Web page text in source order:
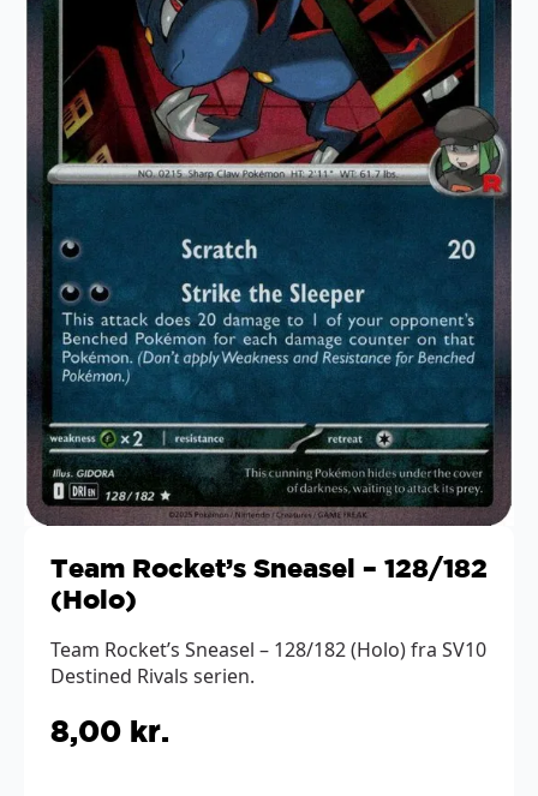
Team Rocket’s Sneasel – 128/182
(Holo)
Team Rocket’s Sneasel – 128/182 (Holo) fra SV10
Destined Rivals serien.
8,00 kr.